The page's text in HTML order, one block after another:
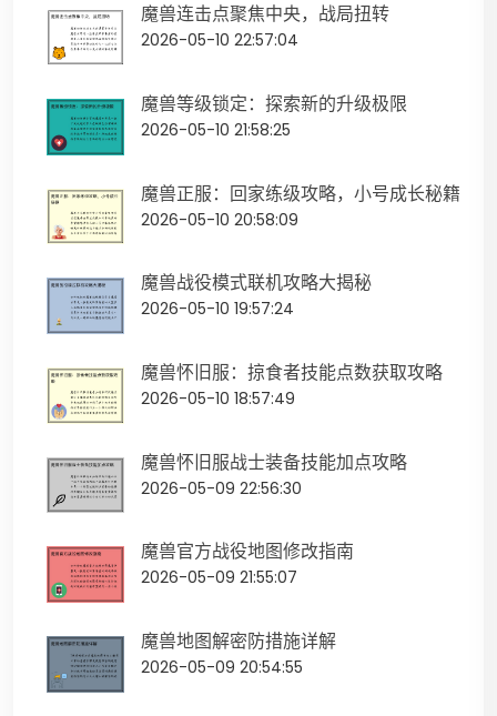
魔兽连击点聚焦中央，战局扭转
2026-05-10 22:57:04
魔兽等级锁定：探索新的升级极限
2026-05-10 21:58:25
魔兽正服：回家练级攻略，小号成长秘籍
2026-05-10 20:58:09
魔兽战役模式联机攻略大揭秘
2026-05-10 19:57:24
魔兽怀旧服：掠食者技能点数获取攻略
2026-05-10 18:57:49
魔兽怀旧服战士装备技能加点攻略
2026-05-09 22:56:30
魔兽官方战役地图修改指南
2026-05-09 21:55:07
魔兽地图解密防措施详解
2026-05-09 20:54:55